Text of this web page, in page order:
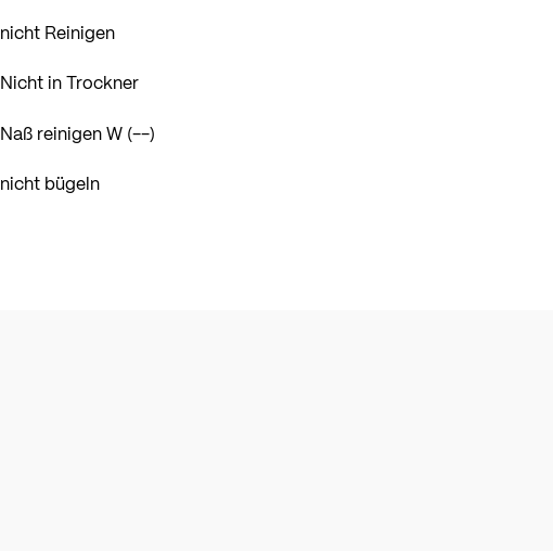
nicht Reinigen
Nicht in Trockner
Naß reinigen W (--)
nicht bügeln